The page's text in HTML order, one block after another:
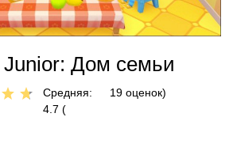
Junior: Дом семьи
Средняя:
4.7 (
19 оценок)